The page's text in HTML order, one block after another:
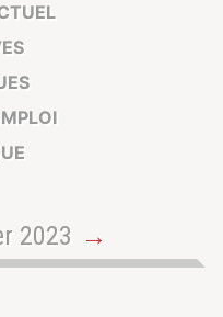
2023 →